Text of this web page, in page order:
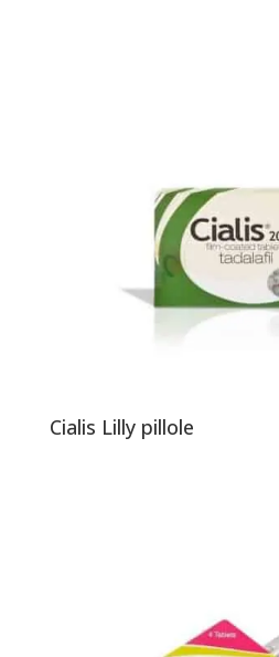
Cialis Lilly pillole